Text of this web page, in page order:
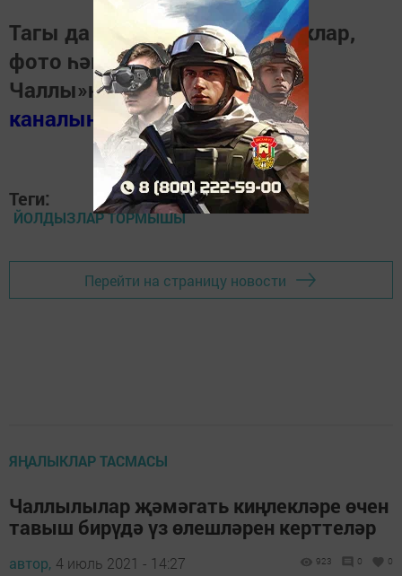
Тагы да кызыклырак яңалыклар,
фото һәм видеолар «Шәһри
Чаллы»ныңMAX
каналында (язылыгыз).
Теги:
ЙОЛДЫЗЛАР ТОРМЫШЫ
Перейти на страницу новости
ЯҢАЛЫКЛАР ТАСМАСЫ
Чаллылылар җәмәгать киңлекләре өчен
тавыш бирүдә үз өлешләрен керттеләр
автор, 4 июль 2021 - 14:27 923 0 0